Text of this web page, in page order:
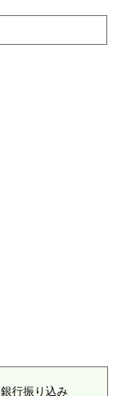
銀行振り込み